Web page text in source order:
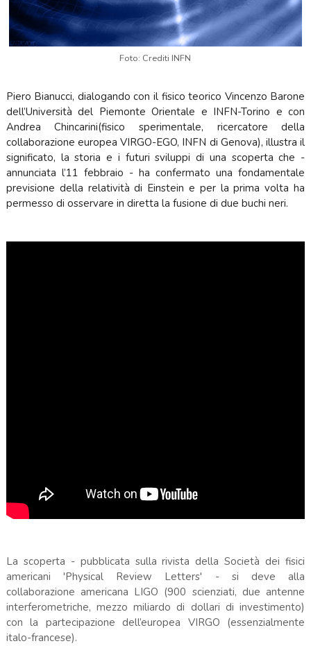
Foto: Crediti INFN
Piero Bianucci, dialogando con il fisico teorico Vincenzo Barone
dell’Università del Piemonte Orientale e INFN-Torino e con
Andrea Chincarini(fisico sperimentale, ricercatore della
collaborazione europea VIRGO-EGO, INFN di Genova), illustra il
significato, la storia e i futuri sviluppi di una scoperta che -
annunciata l’11 febbraio - ha confermato una fondamentale
previsione della relatività di Einstein e per la prima volta ha
permesso di osservare in diretta la fusione di due buchi neri.
La scoperta - pubblicata sulla rivista della Società dei fisici
americani 'Physical Review Letters' - si deve alla
collaborazione americana LIGO (900 scienziati, due antenne
interferometriche, mezzo miliardo di dollari di investimento)
con la partecipazione dell’europea VIRGO (essenzialmente
italo-francese).